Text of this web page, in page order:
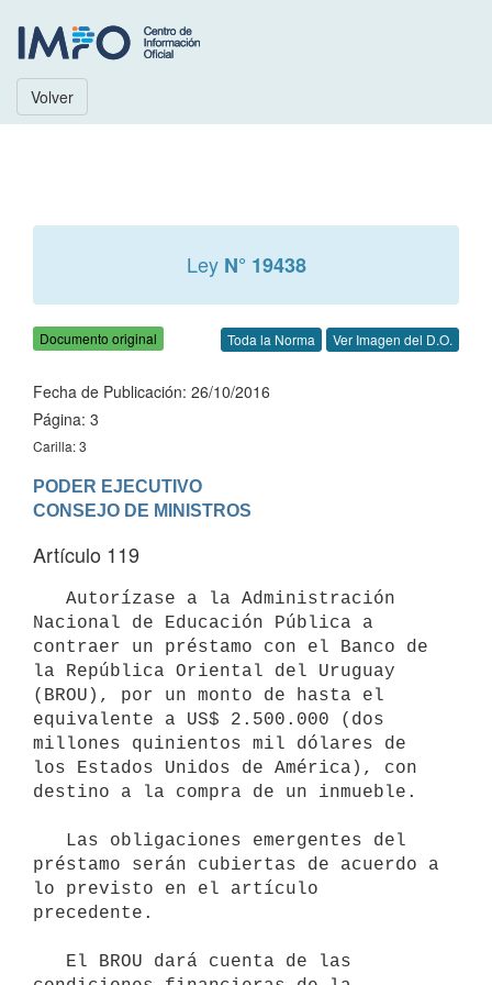
Volver
Ley N° 19438
Documento original Toda la Norma Ver Imagen del D.O.
Fecha de Publicación: 26/10/2016
Página: 3
Carilla: 3
PODER EJECUTIVO
Artículo 119
Nacional de Educación Pública a
contraer un préstamo con el Banco de
la República Oriental del Uruguay
(BROU), por un monto de hasta el
equivalente a US$ 2.500.000 (dos
millones quinientos mil dólares de
los Estados Unidos de América), con
destino a la compra de un inmueble.
préstamo serán cubiertas de acuerdo a
lo previsto en el artículo
precedente.